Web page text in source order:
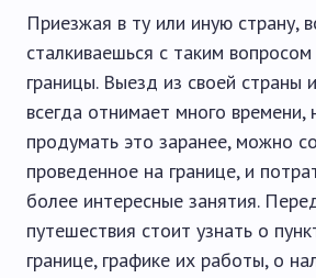
Приезжая в ту или иную страну,
сталкиваешься с таким
границы. Выезд из своей страны
всегда отнимает много времени,
продумать это заранее, можно
проведенное на границе, и
более интересные занятия.
путешествия стоит узнать о
границе, графике их работы, о